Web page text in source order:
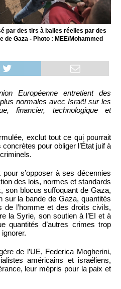
par des tirs à balles réelles par des
Gaza - Photo : MEE/Mohammed
Européenne entretient des
normales avec Israël sur les
financier, technologique et
exclut tout ce qui pourrait
pour obliger l’État juif à
pour s’opposer à ses décennies
des lois, normes et standards
son blocus suffoquant de Gaza,
sur la bande de Gaza, quantités
de l’homme et des droits civils,
la Syrie, son soutien à l’EI et à
quantités d’autres crimes trop
de l’UE, Federica Mogherini,
américains et israéliens,
leur mépris pour la paix et